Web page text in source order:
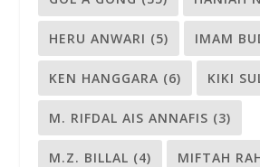
HERU ANWARI (5) IMAM
KEN HANGGARA (6) KIKI
M. RIFDAL AIS ANNAFIS (3)
M.Z. BILLAL (4) MIFTAH